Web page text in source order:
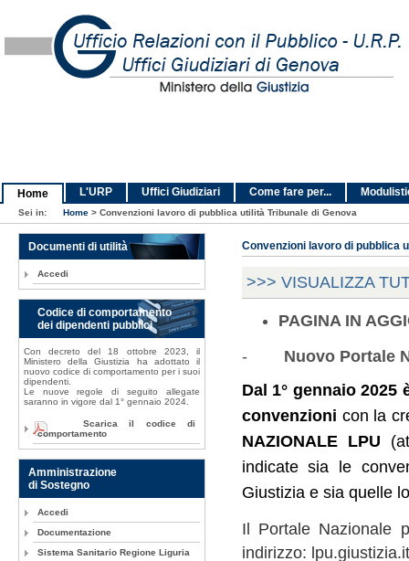
Home L'URP Uffici Giudiziari Come fare per...
Sei in: Home > Convenzioni lavoro di pubblica utilità Tribunale di Genova
Convenzioni lavoro di pubblica
>>> VISUALIZZA
PAGINA IN
-
Nuovo Portale
Dal 1° gennaio
convenzioni con la
NAZIONALE LPU
indicate sia le
Giustizia e sia quelle
Il Portale Nazionale
indirizzo: lpu.giustizia.it
Documenti di utilità
Accedi
Codice di comportamento
dei dipendenti pubblici
Con decreto del 18 ottobre 2023, il
Ministero della Giustizia ha adottato il
nuovo codice di comportamento per i suoi
dipendenti.
Le nuove regole di seguito allegate
saranno in vigore dal 1° gennaio 2024.
Scarica il codice di
comportamento
Amministrazione
di Sostegno
Accedi
Documentazione
Sistema Sanitario Regione Liguria